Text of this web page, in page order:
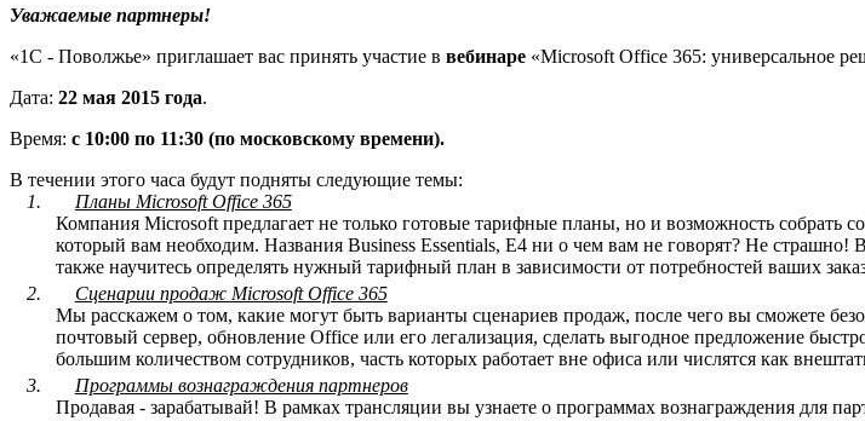
Уважаемые партнеры!
«1С - Поволжье» приглашает вас принять участие в вебинаре «Microsoft Office 365: универсальное
Дата: 22 мая 2015 года.
Время: с 10:00 по 11:30 (по московскому времени).
В течении этого часа будут подняты следующие темы:
1.
Планы Microsoft Office 365
Компания Microsoft предлагает не только готовые тарифные планы, но и возможность
который вам необходим. Названия Business Essentials, E4 ни о чем вам не говорят? Не
также научитесь определять нужный тарифный план в зависимости от потребностей ваших
2.
Сценарии продаж Microsoft Office 365
Мы расскажем о том, какие могут быть варианты сценариев продаж, после чего вы сможете
почтовый сервер, обновление Office или его легализация, сделать выгодное предложение
большим количеством сотрудников, часть которых работает вне офиса или числятся как
3.
Программы вознаграждения партнеров
Продавая - зарабатывай! В рамках трансляции вы узнаете о программах вознаграждения для